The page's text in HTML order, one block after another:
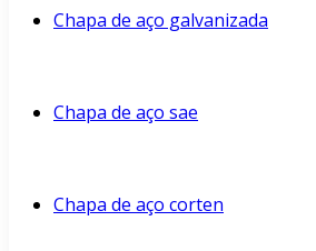
Chapa de aço galvanizada
Chapa de aço sae
Chapa de aço corten